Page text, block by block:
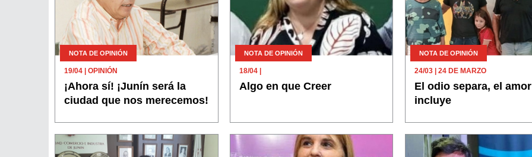
NOTA DE OPINIÓN
19/04 | OPINIÓN
¡Ahora sí! ¡Junín será la
ciudad que nos merecemos!
NOTA DE OPINIÓN
18/04|
Algo en que Creer
NOTA DE OPINIÓN
24/03| 24 DE MARZO
El odio separa, el amor
incluye